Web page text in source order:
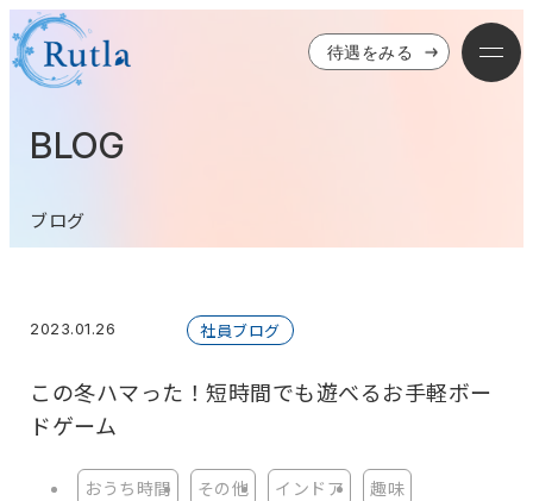
待遇をみる
BLOG
ブログ
2023.01.26 社員ブログ
この冬ハマった！短時間でも遊べるお手軽ボー
ドゲーム
おうち時間 その他 インドア 趣味